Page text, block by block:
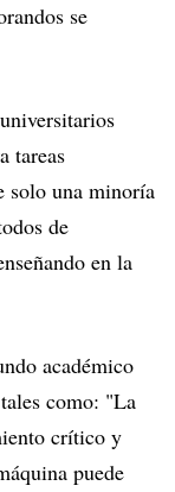
se
tareas
solo una minoría
de
en la
académico
como: "La
crítico y
puede